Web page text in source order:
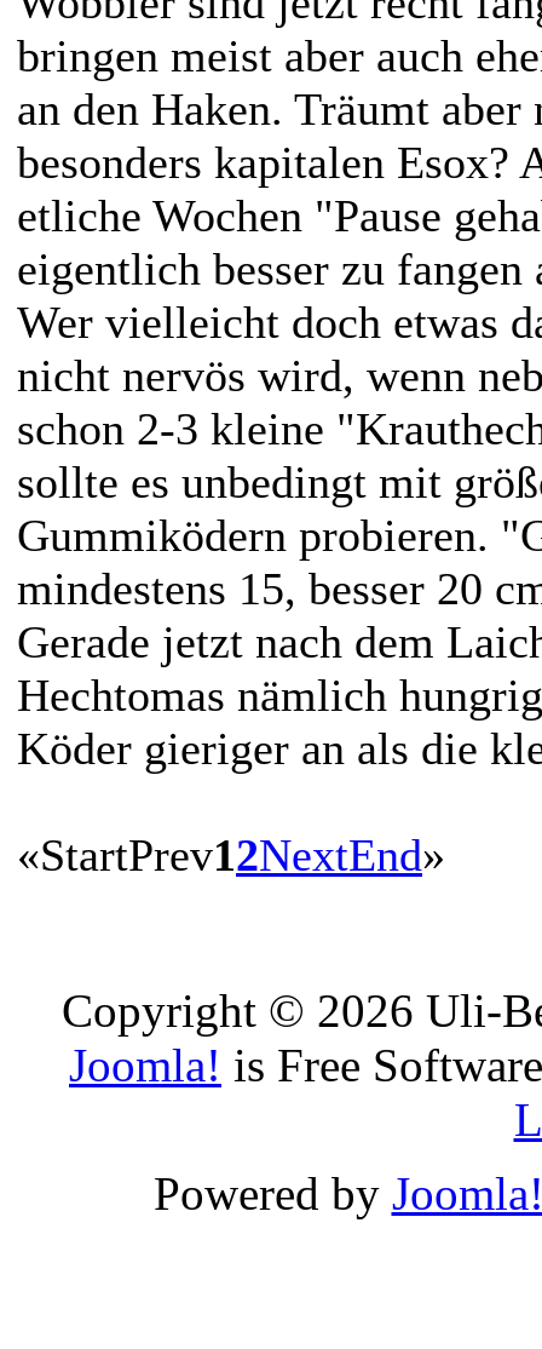
bringen meist aber auch
an den Haken. Träumt
besonders kapitalen Esox?
etliche Wochen "Pause
eigentlich besser zu
Wer vielleicht doch etwas
nicht nervös wird, wenn
schon 2-3 kleine
sollte es unbedingt mit
Gummiködern probieren.
mindestens 15, besser 20
Gerade jetzt nach dem
Hechtomas nämlich
Köder gieriger an als die
«StartPrev12NextEnd»
Copyright © 2026 Uli-
Joomla! is Free
Powered by